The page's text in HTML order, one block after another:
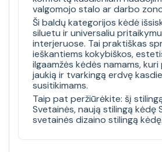
valgomojo stalo ar darbo
Ši baldų kategorijos kėdė
siluetu ir universaliu
interjeruose. Tai praktiškas
ieškantiems kokybiškos,
ilgaamžės kėdės namams,
jaukią ir tvarkingą erdvę
susitikimams.
Taip pat peržiūrėkite: šį
Svetainės,naują stilingą kėdę
svetainės dizaino stilingą kėdę.